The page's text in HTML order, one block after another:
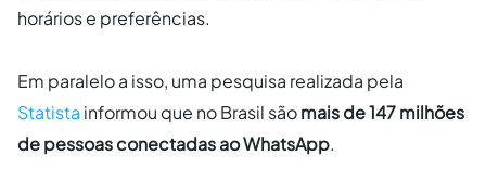
horários e preferências.
Em paralelo a isso, uma pesquisa realizada pela
Statista informou que no Brasil sãomais de 147 milhões
de pessoas conectadas ao WhatsApp.